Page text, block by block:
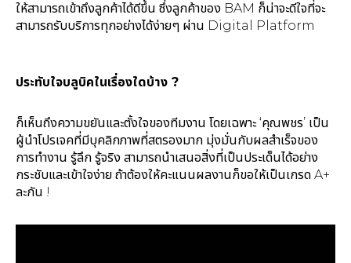
ให้สามารถเข้าถึงลูกค้าได้ดีขึ้น ซึ่งลูกค้าของ BAM ก็น่าจะดีใจที่จะ
สามารถรับบริการทุกอย่างได้ง่ายๆ ผ่าน Digital Platform
ประทับใจบลูบิคในเรื่องใดบ้าง ?
ก็เห็นถึงความขยันและตั้งใจของทีมงาน โดยเฉพาะ ‘คุณพชร’ เป็น
ผู้นำโปรเจคที่มีบุคลิกภาพที่สตรองมาก มุ่งมั่นกับผลสำเร็จของ
การทำงาน รู้ลึก รู้จริง สามารถนำเสนอสิ่งที่เป็นประเด็นได้อย่าง
กระชับและเข้าใจง่าย ถ้าต้องให้คะแนนผลงานก็ขอให้เป็นเกรด A+
ละกัน !